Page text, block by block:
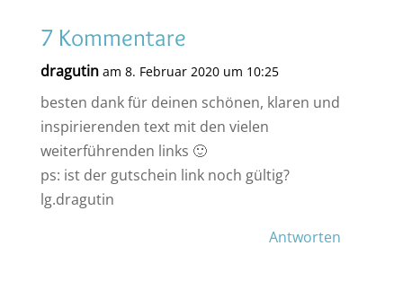
7 Kommentare
dragutin am 8. Februar 2020 um 10:25
besten dank für deinen schönen, klaren und
inspirierenden text mit den vielen
weiterführenden links 🙂
ps: ist der gutschein link noch gültig?
lg.dragutin
Antworten